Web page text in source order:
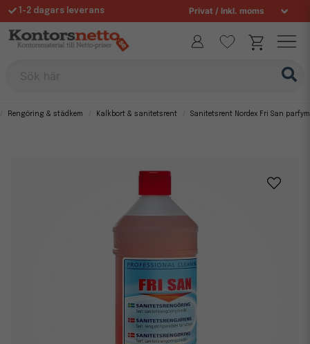
1-2 dagars leverans
Fri frakt över 995 kr
Rengöring & städkem Kalkbort & sanitetsrent Sanitetsrent Nordex Fri San